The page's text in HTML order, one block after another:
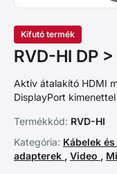
Kifutó termék
RVD-HI DP
Aktív átalakító HDMI
DisplayPort
Termékkód: RVD-HI
Kategória: Kábelek
adapterek , Video ,